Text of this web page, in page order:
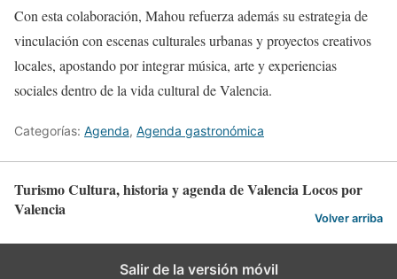
Con esta colaboración, Mahou refuerza además su estrategia de
vinculación con escenas culturales urbanas y proyectos creativos
locales, apostando por integrar música, arte y experiencias
sociales dentro de la vida cultural de Valencia.
Categorías: Agenda, Agenda gastronómica
Turismo Cultura, historia y agenda de Valencia Locos por
Valencia
Volver arriba
Salir de la versión móvil